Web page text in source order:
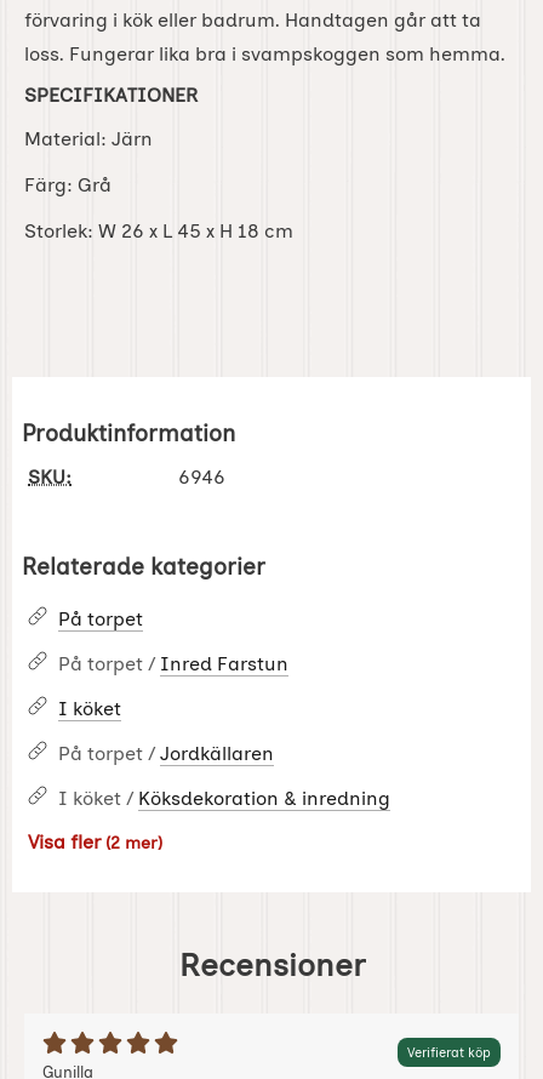
förvaring i kök eller badrum. Handtagen går att ta
loss. Fungerar lika bra i svampskoggen som hemma.
SPECIFIKATIONER
Material: Järn
Färg: Grå
Storlek: W 26 x L 45 x H 18 cm
Produktinformation
SKU: 6946
Relaterade kategorier
På torpet
På torpet / Inred Farstun
I köket
På torpet / Jordkällaren
I köket / Köksdekoration & inredning
Visa fler (2 mer)
Recensioner
Betyg: 5 Stjärnor av 5 Verifierat köp
Recension av:
Gunilla